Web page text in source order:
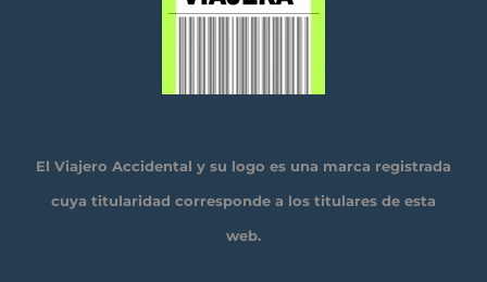
El Viajero Accidental y su logo es una marca registrada
cuya titularidad corresponde a los titulares de esta
web.